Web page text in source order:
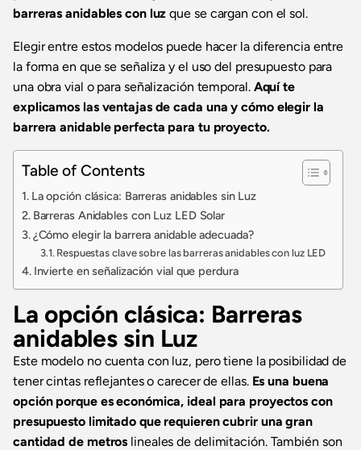
barreras anidables con luzque se cargan con el sol.
Elegir entre estos modelos puede hacer la diferencia entre
la forma en que se señaliza y el uso del presupuesto para
una obra vial o para señalización temporal. Aquí te
explicamos las ventajas de cada una y cómo elegir la
barrera anidable perfecta para tu proyecto.
Table of Contents
La opción clásica: Barreras anidables sin Luz
Barreras Anidables con Luz LED Solar
¿Cómo elegir la barrera anidable adecuada?
Respuestas clave sobre las barreras anidables con luz LED
Invierte en señalización vial que perdura
La opción clásica: Barreras
anidables sin Luz
Este modelo no cuenta con luz, pero tiene la posibilidad de
tener cintas reflejantes o carecer de ellas. Es una buena
opción porque es económica, ideal para proyectos con
presupuesto limitado que requieren cubrir una gran
cantidad de metros lineales de delimitación. También son